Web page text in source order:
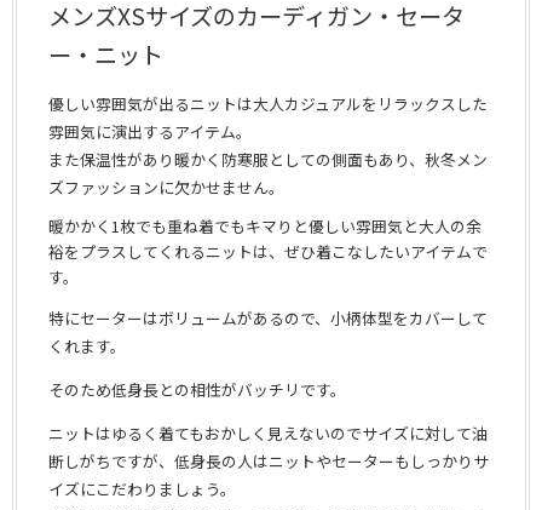
メンズXSサイズのカーディガン・セータ
ー・ニット
優しい雰囲気が出るニットは大人カジュアルをリラックスした
雰囲気に演出するアイテム。
また保温性があり暖かく防寒服としての側面もあり、秋冬メン
ズファッションに欠かせません。
暖かかく1枚でも重ね着でもキマりと優しい雰囲気と大人の余
裕をプラスしてくれるニットは、ぜひ着こなしたいアイテムで
す。
特にセーターはボリュームがあるので、小柄体型をカバーして
くれます。
そのため低身長との相性がバッチリです。
ニットはゆるく着てもおかしく見えないのでサイズに対して油
断しがちですが、低身長の人はニットやセーターもしっかりサ
イズにこだわりましょう。